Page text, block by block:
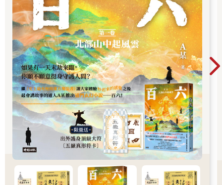
行動是不一樣的，兩者的差別就是成功與失敗之間的差別。
你現在可以想像一下自己在爬梯子，你就會明白這兩者的差別
了。閉上雙眼，想像你面前有一把梯子，感覺你真的在爬梯子。
在身體接近睡眠的靜止狀態去渴望一件事，以及在此時此地以自
我感覺為主的想像行動，這兩點不僅是改變未來的要素，也是有
意識地投射靈性自我的必要條件。
***
要了解人類如何根據自己的假設來塑造未來，首先，我們得了解
所謂「更大維度的世界」是什麼意思，因為我們是到這個更大維
度的世界去改變未來。
能夠在事件發生前先觀察它，意味著從人類在三維世界的觀點來
看，這事件是預先決定的。
因此，如果要改變眼前的三維空間條件，我們就必須先去改變四
維空間的條件。人並不確切知道何謂更大維度的世界，而且毫無
疑問地會否認有個更大維度的自我存在。